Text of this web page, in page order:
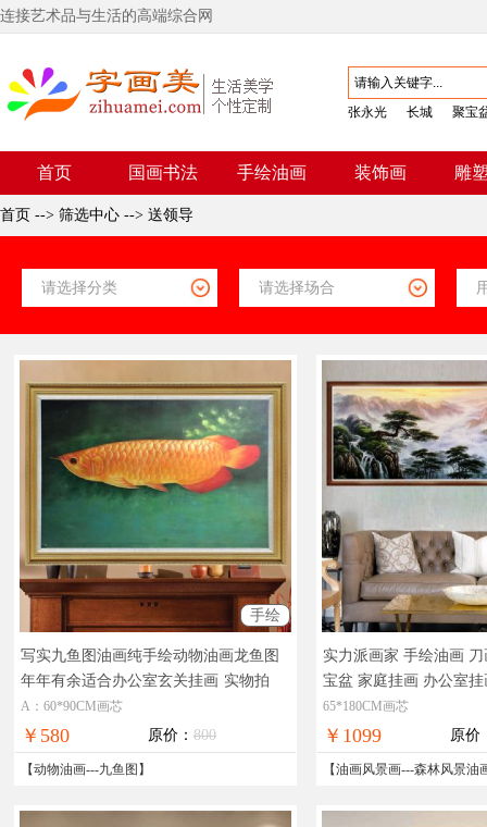
连接艺术品与生活的高端综合网
张永光 长城 聚宝
首页 国画书法 手绘油画 装饰画 雕
首页 --> 筛选中心 --> 送领导
手绘
写实九鱼图油画纯手绘动物油画龙鱼图
年年有余适合办公室玄关挂画 实物拍
摄，现货图片，在线支付，全国免邮
A：60*90CM画芯
￥580 原价： 800
【动物油画---九鱼图 】
实力派画家 手绘油画
宝盆 家庭挂画 办公室
物拍摄，现货图片，在
邮
65*180CM画芯
￥1099 原价
【油画风景画---森林风景油